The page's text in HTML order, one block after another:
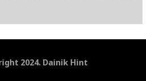
2024. Dainik Hint